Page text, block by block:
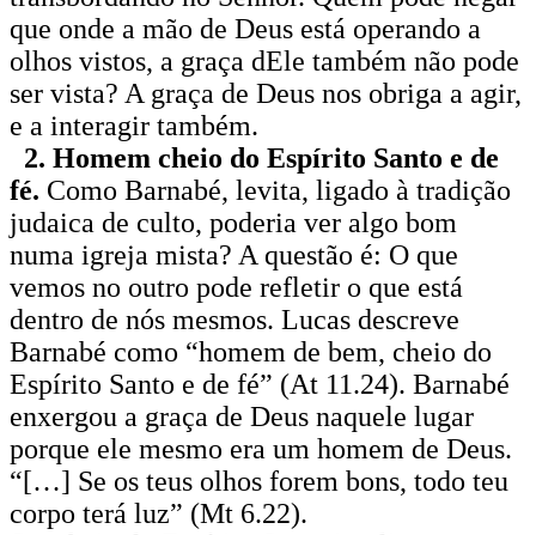
que onde a mão de Deus está operando a
olhos vistos, a graça dEle também não pode
ser vista? A graça de Deus nos obriga a agir,
e a interagir também.
2. Homem cheio do Espírito Santo e de
fé. Como Barnabé, levita, ligado à tradição
judaica de culto, poderia ver algo bom
numa igreja mista? A questão é: O que
vemos no outro pode refletir o que está
dentro de nós mesmos. Lucas descreve
Barnabé como “homem de bem, cheio do
Espírito Santo e de fé” (At 11.24). Barnabé
enxergou a graça de Deus naquele lugar
porque ele mesmo era um homem de Deus.
“[…] Se os teus olhos forem bons, todo teu
corpo terá luz” (Mt 6.22).